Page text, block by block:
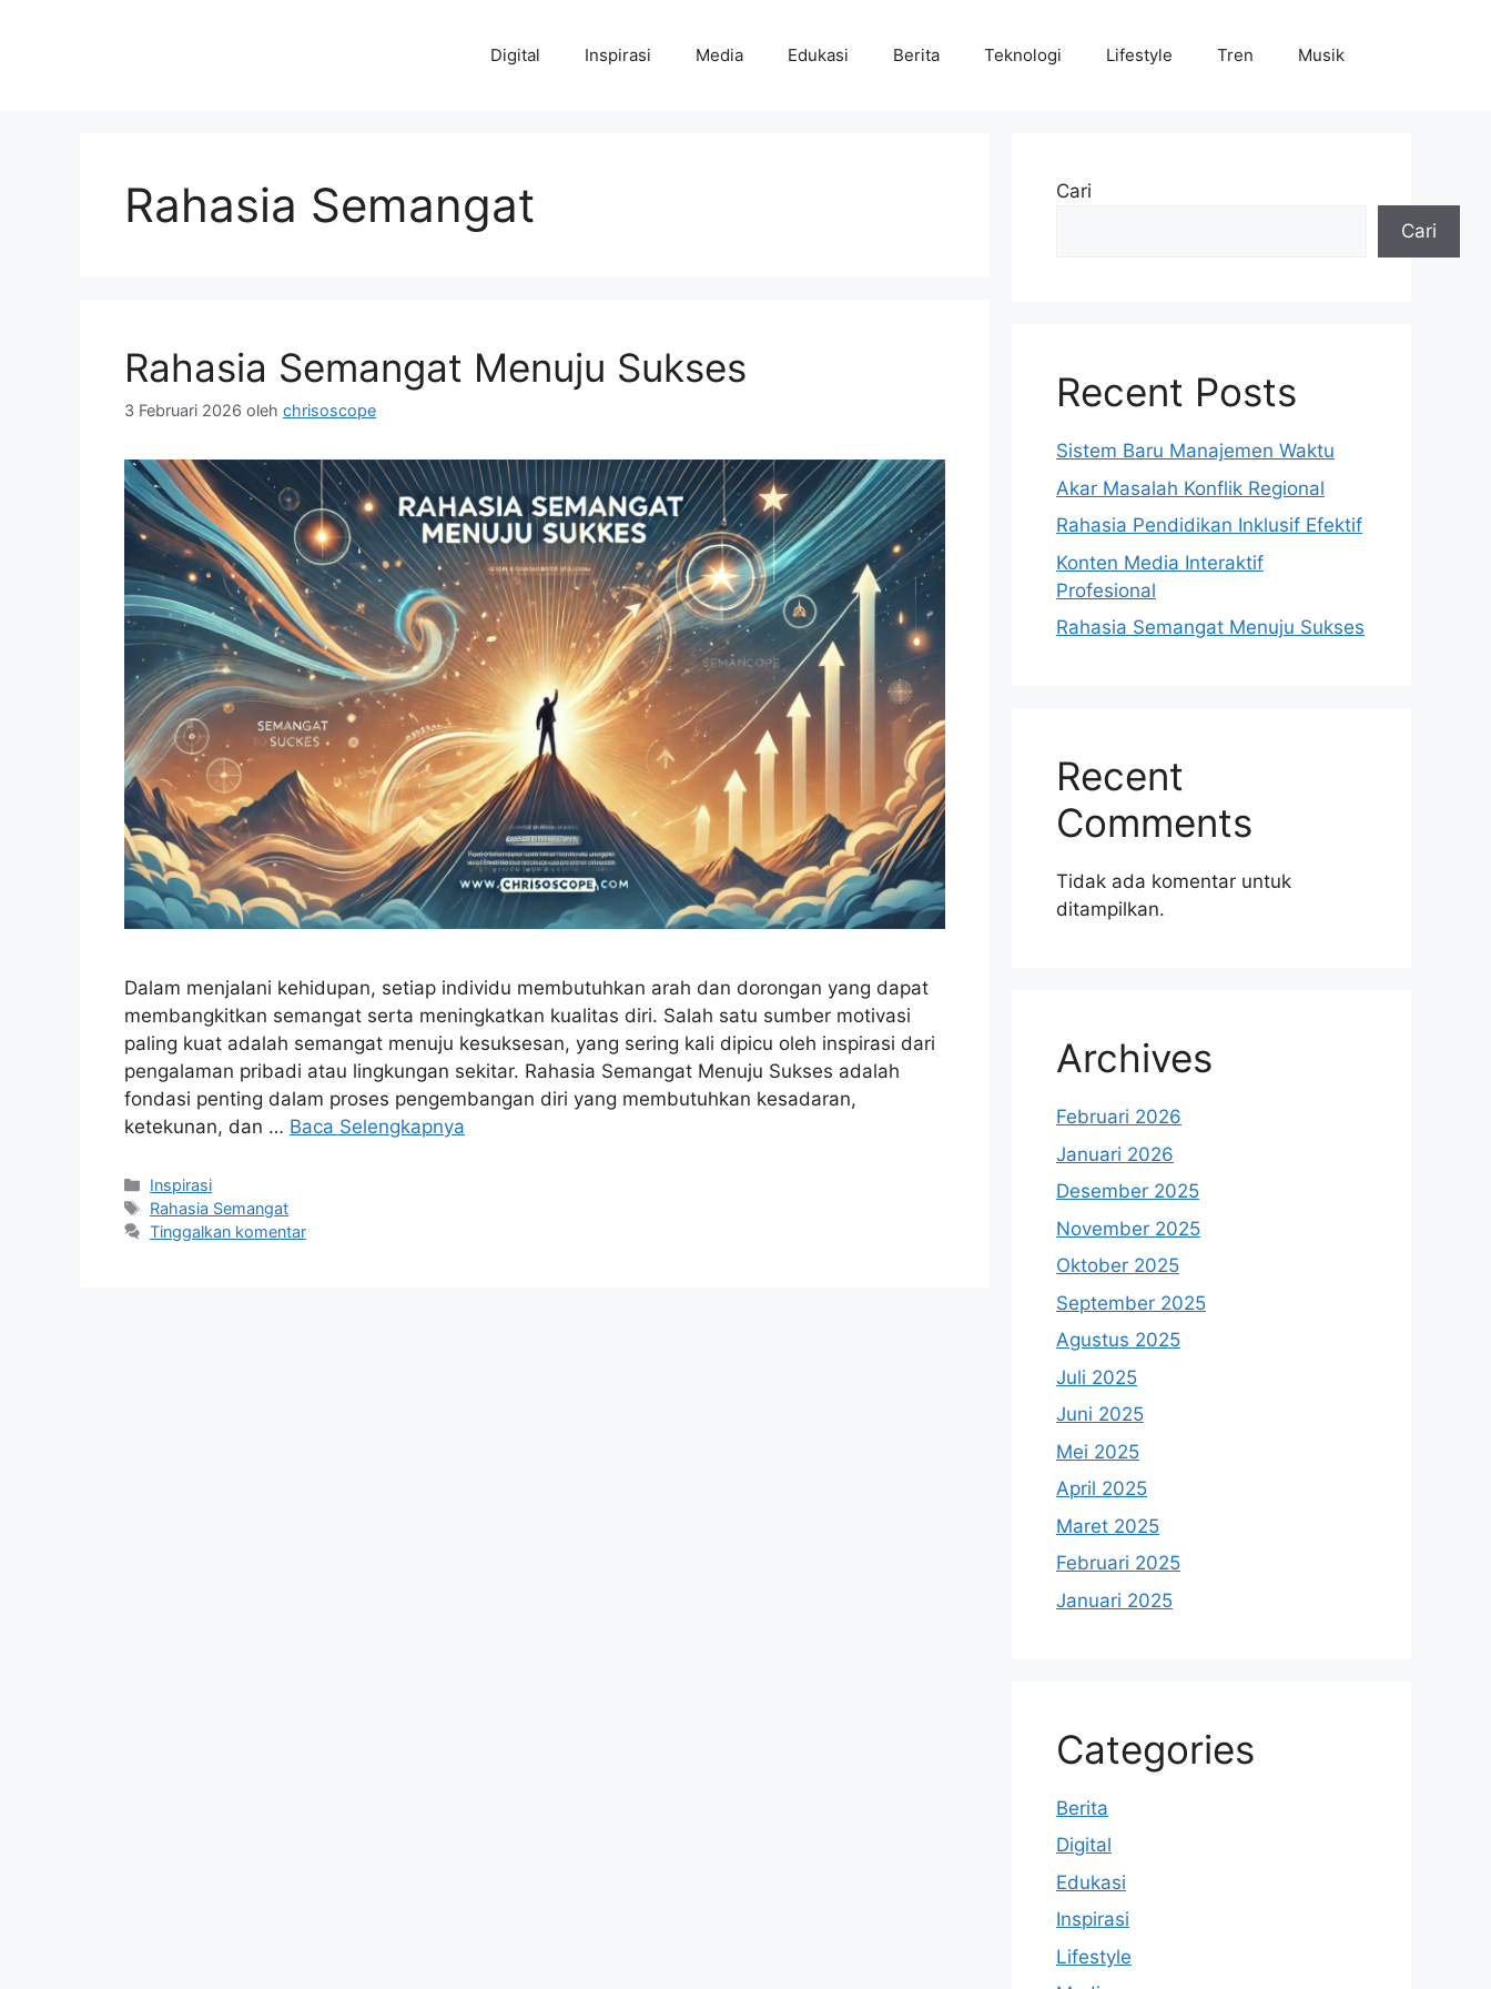
Digital Inspirasi Media Edukasi Berita Teknologi Lifestyle Tren Musik
Rahasia Semangat
Rahasia Semangat Menuju Sukses
3 Februari 2026 oleh chrisoscope
Dalam menjalani kehidupan, setiap individu membutuhkan arah dan dorongan yang dapat
membangkitkan semangat serta meningkatkan kualitas diri. Salah satu sumber motivasi
paling kuat adalah semangat menuju kesuksesan, yang sering kali dipicu oleh inspirasi dari
pengalaman pribadi atau lingkungan sekitar. Rahasia Semangat Menuju Sukses adalah
fondasi penting dalam proses pengembangan diri yang membutuhkan kesadaran,
ketekunan, dan … Baca Selengkapnya
Kategori
Inspirasi
Tag
Rahasia Semangat
Tinggalkan komentar
Cari
Cari
Recent Posts
Sistem Baru Manajemen Waktu
Akar Masalah Konflik Regional
Rahasia Pendidikan Inklusif Efektif
Konten Media Interaktif
Profesional
Rahasia Semangat Menuju Sukses
Recent
Comments
Tidak ada komentar untuk
ditampilkan.
Archives
Februari 2026
Januari 2026
Desember 2025
November 2025
Oktober 2025
September 2025
Agustus 2025
Juli 2025
Juni 2025
Mei 2025
April 2025
Maret 2025
Februari 2025
Januari 2025
Categories
Berita
Digital
Edukasi
Inspirasi
Lifestyle